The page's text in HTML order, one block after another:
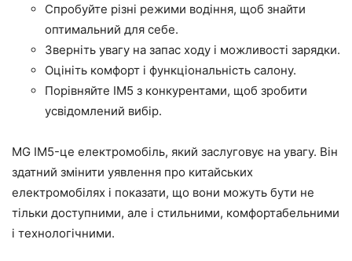
Спробуйте різні режими водіння, щоб знайти
оптимальний для себе.
Зверніть увагу на запас ходу і можливості зарядки.
Оцініть комфорт і функціональність салону.
Порівняйте IM5 з конкурентами, щоб зробити
усвідомлений вибір.
MG IM5-це електромобіль, який заслуговує на увагу. Він
здатний змінити уявлення про китайських
електромобілях і показати, що вони можуть бути не
тільки доступними, але і стильними, комфортабельними
і технологічними.